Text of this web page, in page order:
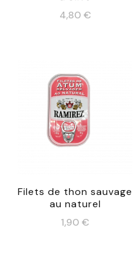
4,80 €
Filets de thon sauvage
au naturel
1,90 €